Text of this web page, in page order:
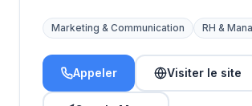
Marketing & Communication RH &
Appeler Visiter le site